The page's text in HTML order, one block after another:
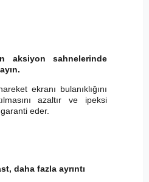
aksiyon sahnelerinde
ekranı bulanıklığını
azaltır ve ipeksi
eder.
daha fazla ayrıntı